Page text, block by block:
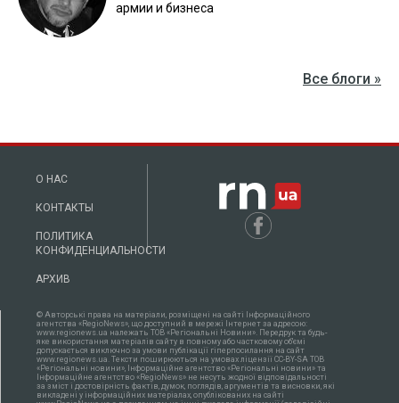
армии и бизнеса
Все блоги »
О НАС
КОНТАКТЫ
ПОЛИТИКА
КОНФИДЕНЦИАЛЬНОСТИ
АРХИВ
© Авторські права на матеріали, розміщені на сайті Інформаційного
агентства «RegioNews», що доступний в мережі Інтернет за адресою:
www.regionews.ua належать ТОВ «Регіональні Новини». Передрук та будь-
яке використання матеріалів сайту в повному або частковому об'ємі
допускається виключно за умови публікації гіперпосилання на сайт
www.regionews.ua. Тексти поширюються нa умовах ліцензії CC-BY-SA ТОВ
«Регіональні новини», Інформаційне агентство «Регіональні новини» та
Інформаційне агентство «RegioNews» не несуть жодної відповідальності
за зміст і достовірність фактів, думок, поглядів, аргументів та висновки, які
викладені у інформаційних матеріалах, опублікованих на сайті